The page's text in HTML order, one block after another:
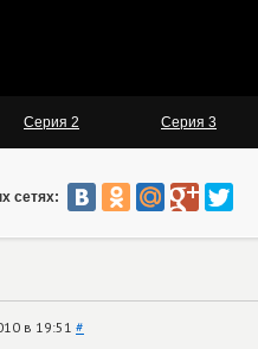
сетях:
в 19:51 #